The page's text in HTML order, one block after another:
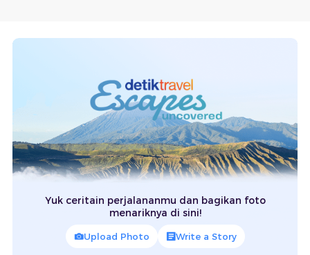
Yuk ceritain perjalananmu dan bagikan foto
menariknya di sini!
Upload Photo Write a Story